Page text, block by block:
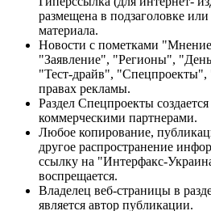
размещена в подзаголовке
материала.
Новости с пометками
"Заявление", "Регионы",
"Тест-драйв",
правах рекламы.
Раздел Спецпроекты
коммерческими партнерами.
Любое копирование,
другое распространение
ссылку на "Интерфакс-
воспрещается.
Владелец веб-страницы в
является автор публикации.